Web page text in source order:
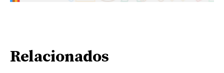
Relacionados